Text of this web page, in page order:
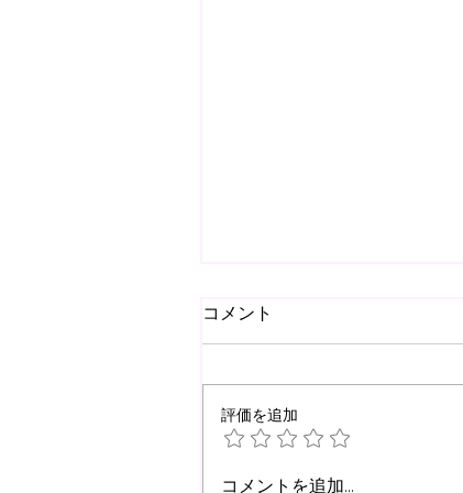
【事務局夏期休業のお知ら
コメント
評価を追加
コメントを追加…